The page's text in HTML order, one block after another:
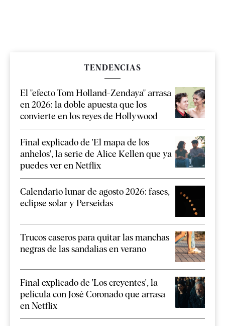
TENDENCIAS
El "efecto Tom Holland-Zendaya" arrasa
en 2026: la doble apuesta que los
convierte en los reyes de Hollywood
Final explicado de 'El mapa de los
anhelos', la serie de Alice Kellen que ya
puedes ver en Netflix
Calendario lunar de agosto 2026: fases,
eclipse solar y Perseidas
Trucos caseros para quitar las manchas
negras de las sandalias en verano
Final explicado de 'Los creyentes', la
película con José Coronado que arrasa
en Netflix